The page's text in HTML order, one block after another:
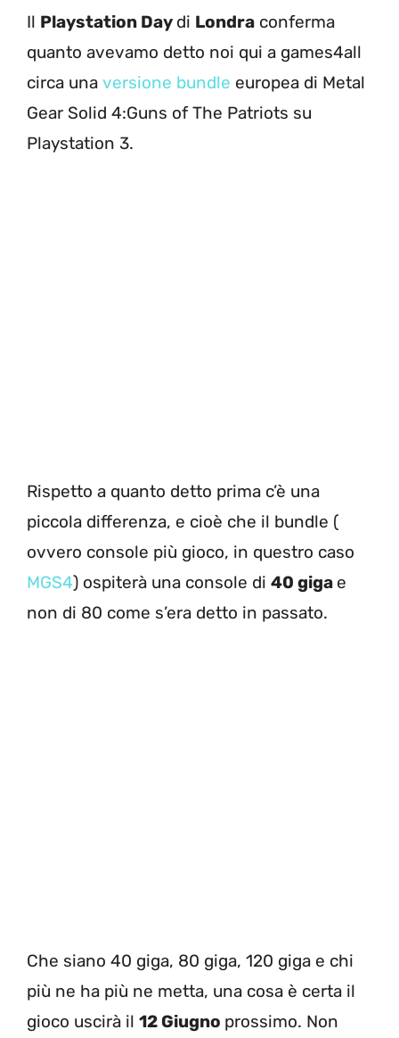
Il Playstation Day di Londra conferma
quanto avevamo detto noi qui a games4all
circa una versione bundle europea di Metal
Gear Solid 4:Guns of The Patriots su
Playstation 3.
Rispetto a quanto detto prima c’è una
piccola differenza, e cioè che il bundle (
ovvero console più gioco, in questro caso
MGS4) ospiterà una console di 40 giga e
non di 80 come s’era detto in passato.
Che siano 40 giga, 80 giga, 120 giga e chi
più ne ha più ne metta, una cosa è certa il
gioco uscirà il 12 Giugno prossimo. Non